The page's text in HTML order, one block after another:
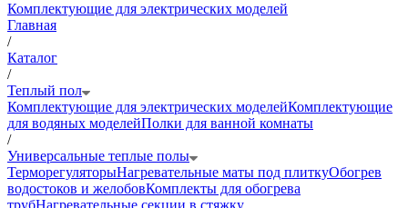
Комплектующие для электрических моделей
Главная
/
Каталог
/
Теплый пол
Комплектующие для электрических моделейКомплектующие
для водяных моделейПолки для ванной комнаты
/
Универсальные теплые полы
ТерморегуляторыНагревательные маты под плиткуОбогрев
водостоков и желобовКомплекты для обогрева
трубНагревательные секции в стяжку